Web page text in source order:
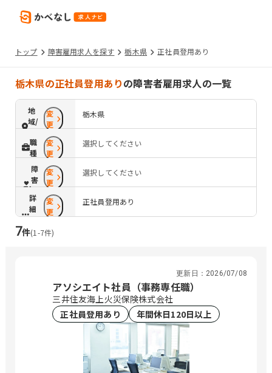
トップ 障害雇用求人を探す 栃木県 正社員登用あり
栃木県の正社員登用ありの障害者雇用求人の一覧
地
域/
路
線
変
更
栃木県
職
種
変
更
選択してください
障
害
配
慮
変
更
選択してください
詳
細
条
件
変
更
正社員登用あり
7件(1 -7件)
更新日： 2026/07/08
アソシエイト社員（事務専任職）
三井住友海上火災保険株式会社
正社員登用あり
年間休日120日以上